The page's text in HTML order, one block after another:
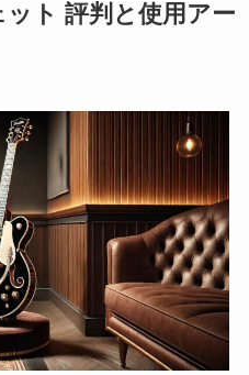
ト 評判と使用アー